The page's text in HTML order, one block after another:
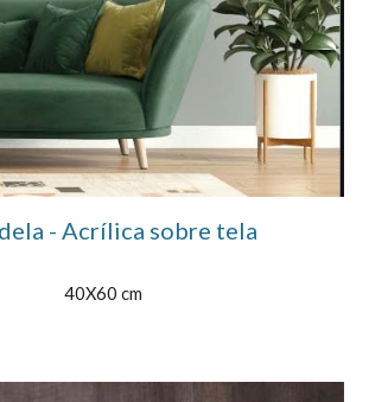
- Acrílica sobre tela
40X60 cm